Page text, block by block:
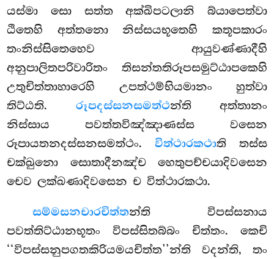
යස්මා සො සත්ත අක්ඛිපටලානි බ්යාපෙත්වා
ඨිතෙහි අත්තනො නිස්සයභූතෙහි කතූපකාරං
තංනිස්සිතෙහෙව ආයුවණ්ණාදීහි
අනුපාලිතපරිවාරිතං තිසන්තතිරූපසමුට්ඨාපකෙහි
උතුචිත්තාහාරෙහි උපත්ථම්භියමානං හුත්වා
තිට්ඨති. රූපදස්සනසමත්ථන්ති අත්තානං
නිස්සාය පවත්තවිඤ්ඤාණස්ස වසෙන
රූපායතනදස්සනසමත්ථං. විත්ථාරකථාති තස්ස
චක්ඛුනො සොතාදීනඤ්ච හෙතුපච්චයාදිවසෙන
චෙව ලක්ඛණාදිවසෙන ච විත්ථාරකථා.
සම්මසනචාරචිත්තන්ති විපස්සනාය
පවත්තිට්ඨානභූතං විපස්සිතබ්බං චිත්තං. කෙචි
‘‘විපස්සනුපගතකිරියමයචිත්ත’’න්ති වදන්ති, තං